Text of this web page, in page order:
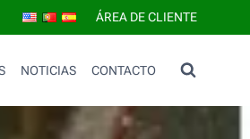
ÁREA DE CLIENTE
NOTICIAS CONTACTO